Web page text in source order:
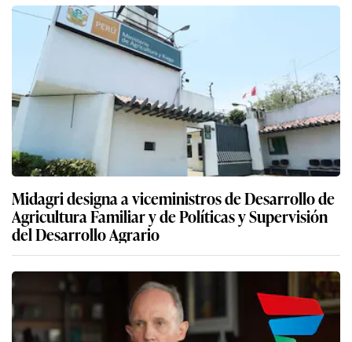
Midagri designa a viceministros de Desarrollo de
Agricultura Familiar y de Políticas y Supervisión
del Desarrollo Agrario